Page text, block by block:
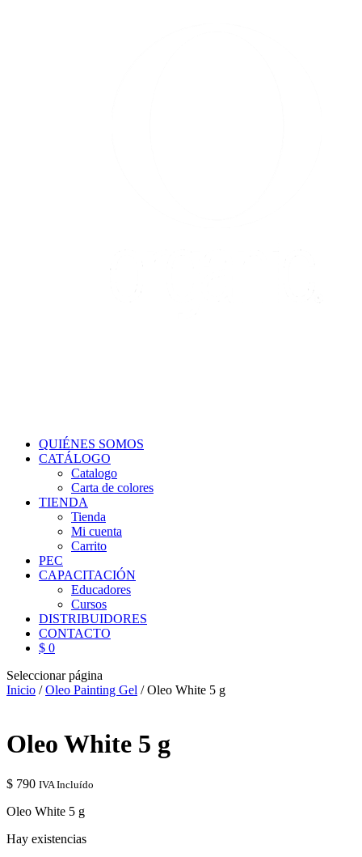
QUIÉNES SOMOS
CATÁLOGO
Catalogo
Carta de colores
TIENDA
Tienda
Mi cuenta
Carrito
PEC
CAPACITACIÓN
Educadores
Cursos
DISTRIBUIDORES
CONTACTO
$ 0
Seleccionar página
Inicio /Oleo Painting Gel / Oleo White 5 g
Oleo White 5 g
$ 790 IVA Incluído
Oleo White 5 g
Hay existencias